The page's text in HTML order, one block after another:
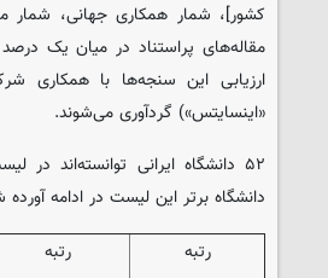
کشور]، شمار همکاری جهانی، شمار
مقاله‌های پراستناد در میان یک
ارزیابی این سنجه‌ها با همکاری
«اینسایتس») گردآوری می‌شوند.
دانشگاه برتر این لیست در ادامه
رتبه
رتبه